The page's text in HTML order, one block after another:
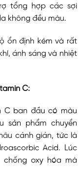
tổng hợp các sợi
không đều màu.
ổn định kém và rất
ánh sáng và nhiệt
C:
C ban đầu có màu
sản phẩm chuyển
cánh gián, tức là
Acid. Lúc
chống oxy hóa mà